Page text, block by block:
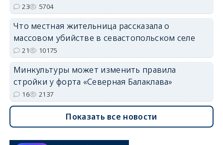
23 5704
Что местная жительница рассказала о
массовом убийстве в севастопольском селе
21 10175
Минкультуры может изменить правила
стройки у форта «Северная Балаклава»
16 2137
Показать все новости